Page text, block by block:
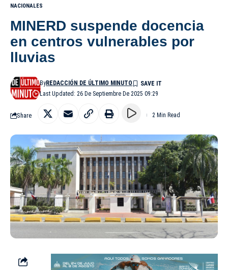
NACIONALES
MINERD suspende docencia
en centros vulnerables por
lluvias
Last Updated: 26 De Septiembre De 2025 09:29
ByREDACCIÓN DE ÚLTIMO MINUTO
Share 2 Min Read